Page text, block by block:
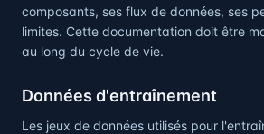
composants, ses flux de données, ses
limites. Cette documentation doit être
au long du cycle de vie.
Données d'entraînement
Les jeux de données utilisés pour